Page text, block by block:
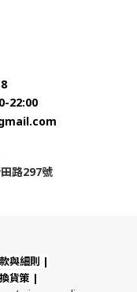
22:00
路297號
與細則 |
貨策 |